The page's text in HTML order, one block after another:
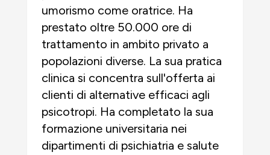
umorismo come oratrice. Ha
prestato oltre 50.000 ore di
trattamento in ambito privato a
popolazioni diverse. La sua pratica
clinica si concentra sull'offerta ai
clienti di alternative efficaci agli
psicotropi. Ha completato la sua
formazione universitaria nei
dipartimenti di psichiatria e salute